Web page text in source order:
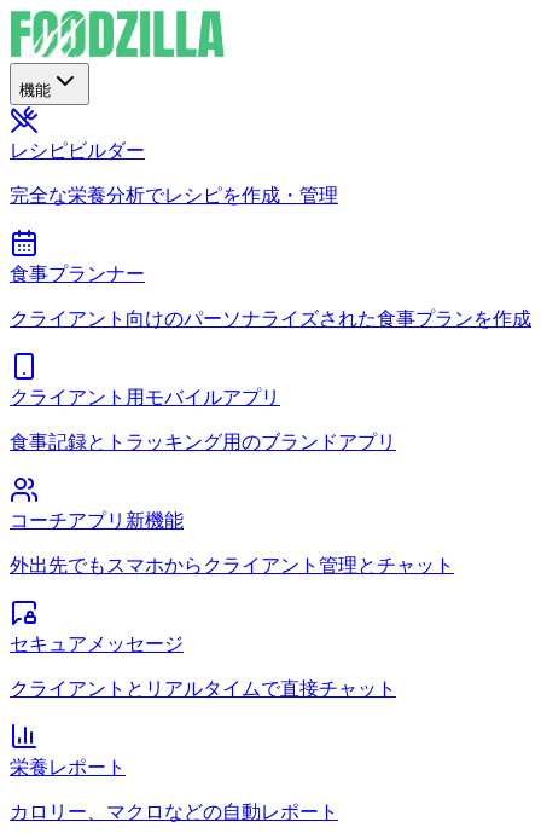
機能
レシピビルダー
完全な栄養分析でレシピを作成・管理
食事プランナー
クライアント向けのパーソナライズされた食事プランを作成
クライアント用モバイルアプリ
食事記録とトラッキング用のブランドアプリ
コーチアプリ 新機能
外出先でもスマホからクライアント管理とチャット
セキュアメッセージ
クライアントとリアルタイムで直接チャット
栄養レポート
カロリー、マクロなどの自動レポート